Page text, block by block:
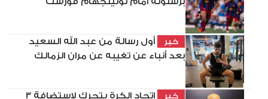
خبر
أول رسالة من عبد الله السعيد
بعد أنباء عن تغيبه عن مران الزمالك
خبر
اتحاد الكرة يتحرك لاستضافة 3